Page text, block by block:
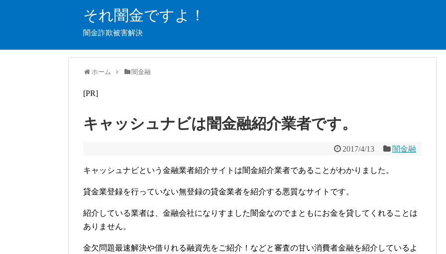
それ闇金ですよ！
闇金詐欺被害解決
ホーム 闇金融
[PR]
キャッシュナビは闇金融紹介業者です。
2017/4/13 闇金融
キャッシュナビという金融業者紹介サイトは闇金紹介業者であることがわかりました。
貸金業登録を行っていない無登録の貸金業者を紹介する悪質なサイトです。
紹介している業者は、金融会社になりすました闇金なのでまともにお金を貸してくれることは
ありません。
金欠問題最速解決や借りれる融資先をご紹介！などと審査の甘い消費者金融を紹介しているよ